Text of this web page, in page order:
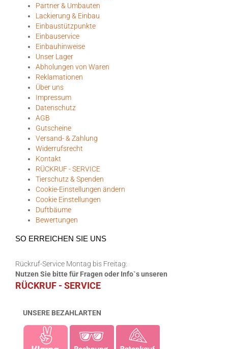
Partner & Umbauten
Lackierung & Einbau
Einbaustützpunkte
Einbauservice
Einbauhinweise
Unser Lager
Abholungen von Waren
Reklamationen
Über uns
Impressum
Datenschutz
AGB
Gutscheine
Versand- & Zahlung
Widerrufsrecht
Kontakt
RÜCKRUF - SERVICE
Tierschutz & Spenden
Cookie-Einstellungen ändern
Cookie Einstellungen
Duftbäume
Bewertungen
SO ERREICHEN SIE UNS
Rückruf-Service Montag bis Freitag:
Nutzen Sie bitte für Fragen oder Info`s unseren
RÜCKRUF - SERVICE
UNSERE BEZAHLARTEN